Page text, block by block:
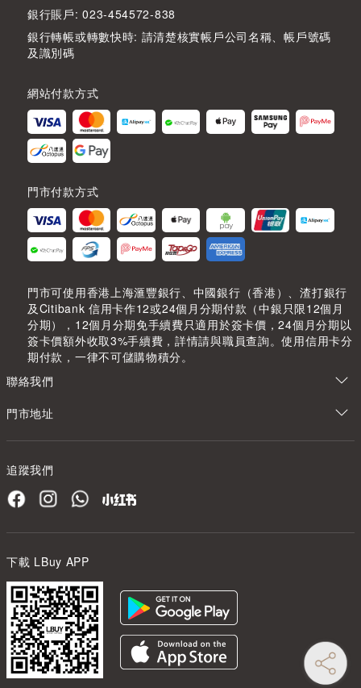
銀行賬戶: 023-454572-838
銀行轉帳或轉數快時: 請清楚核實帳戶公司名稱、帳戶號碼
及識別碼
網站付款方式
門市付款方式
門市可使用香港上海滙豐銀行、中國銀行（香港）、渣打銀行
及Citibank 信用卡作12或24個月分期付款（中銀只限12個月
分期），12個月分期免手續費只適用於簽卡價，24個月分期以
簽卡價額外收取3%手續費，詳情請與職員查詢。使用信用卡分
期付款，一律不可儲購物積分。
聯絡我們
門市地址
追蹤我們
下載 LBuy APP